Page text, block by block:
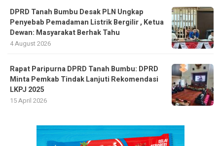
DPRD Tanah Bumbu Desak PLN Ungkap
Penyebab Pemadaman Listrik Bergilir , Ketua
Dewan: Masyarakat Berhak Tahu
4 August 2026
Rapat Paripurna DPRD Tanah Bumbu: DPRD
Minta Pemkab Tindak Lanjuti Rekomendasi
LKPJ 2025
15 April 2026